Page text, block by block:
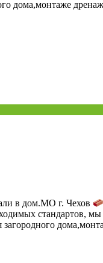
дома,монтаже
в дом.МО г. Чехов
стандартов,
загородного